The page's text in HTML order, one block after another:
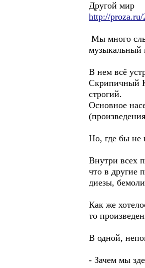
Другой мир
http://
Мы много
музыкальный
В нем всё
Скрипичный
строгий.
Основное
Но, где бы не
Внутри всех
что в другие
диезы,
Как же
то
В одной,
- Зачем мы